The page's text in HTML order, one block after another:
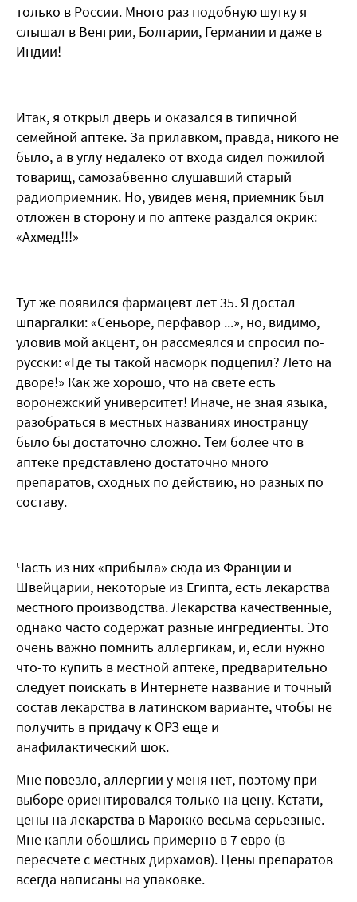
только в России. Много раз подобную шутку я
слышал в Венгрии, Болгарии, Германии и даже в
Индии!
Итак, я открыл дверь и оказался в типичной
семейной аптеке. За прилавком, правда, никого не
было, а в углу недалеко от входа сидел пожилой
товарищ, самозабвенно слушавший старый
радиоприемник. Но, увидев меня, приемник был
отложен в сторону и по аптеке раздался окрик:
«Ахмед!!!»
Тут же появился фармацевт лет 35. Я достал
шпаргалки: «Сеньоре, перфавор ...», но, видимо,
уловив мой акцент, он рассмеялся и спросил по-
русски: «Где ты такой насморк подцепил? Лето на
дворе!» Как же хорошо, что на свете есть
воронежский университет! Иначе, не зная языка,
разобраться в местных названиях иностранцу
было бы достаточно сложно. Тем более что в
аптеке представлено достаточно много
препаратов, сходных по действию, но разных по
составу.
Часть из них «прибыла» сюда из Франции и
Швейцарии, некоторые из Египта, есть лекарства
местного производства. Лекарства качественные,
однако часто содержат разные ингредиенты. Это
очень важно помнить аллергикам, и, если нужно
что-то купить в местной аптеке, предварительно
следует поискать в Интернете название и точный
состав лекарства в латинском варианте, чтобы не
получить в придачу к ОРЗ еще и
анафилактический шок.
Мне повезло, аллергии у меня нет, поэтому при
выборе ориентировался только на цену. Кстати,
цены на лекарства в Марокко весьма серьезные.
Мне капли обошлись примерно в 7 евро (в
пересчете с местных дирхамов). Цены препаратов
всегда написаны на упаковке.